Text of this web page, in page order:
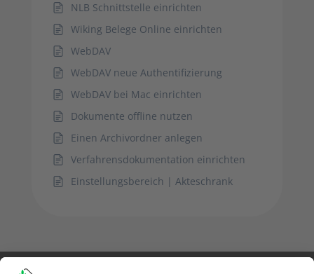
NLB Schnittstelle einrichten
Wiking Belege Online einrichten
WebDAV
WebDAV neue Authentifizierung
WebDAV bei Mac einrichten
Dokumente offline nutzen
Einen Archivordner anlegen
Verfahrensdokumentation einrichten
Einstellungsbereich | Akteschrank